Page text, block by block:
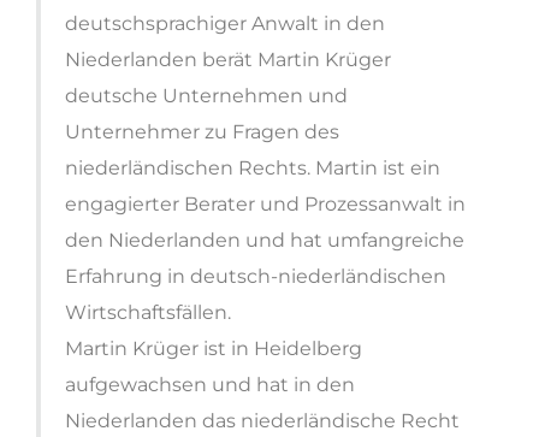
deutschsprachiger Anwalt in den
Niederlanden berät Martin Krüger
deutsche Unternehmen und
Unternehmer zu Fragen des
niederländischen Rechts. Martin ist ein
engagierter Berater und Prozessanwalt in
den Niederlanden und hat umfangreiche
Erfahrung in deutsch-niederländischen
Wirtschaftsfällen.
Martin Krüger ist in Heidelberg
aufgewachsen und hat in den
Niederlanden das niederländische Recht